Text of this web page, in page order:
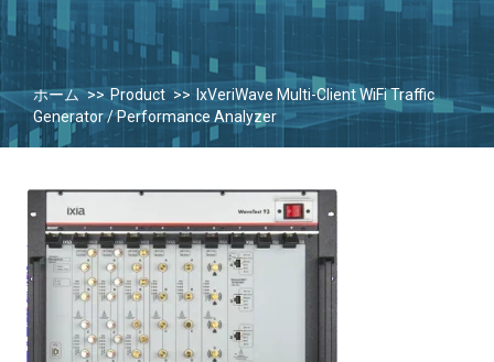
ホーム Product
IxVeriWave Multi-Client WiFi Traffic
Generator / Performance Analyzer